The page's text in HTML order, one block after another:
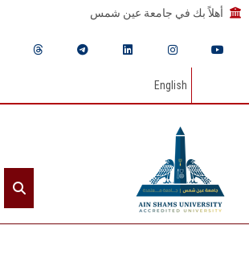
أهلاً بك في جامعة عين شمس
English